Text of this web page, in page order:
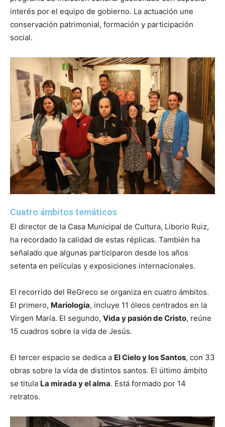
interés por el equipo de gobierno. La actuación une
conservación patrimonial, formación y participación
social.
Cuatro ámbitos temáticos
El director de la Casa Municipal de Cultura, Liborio Ruiz,
ha recordado la calidad de estas réplicas. También ha
señalado que algunas participaron desde los años
setenta en películas y exposiciones internacionales.
El recorrido del ReGreco se organiza en cuatro ámbitos.
El primero, Mariología, incluye 11 óleos centrados en la
Virgen María. El segundo, Vida y pasión de Cristo, reúne
15 cuadros sobre la vida de Jesús.
El tercer espacio se dedica a El Cielo y los Santos, con 33
obras sobre la vida de distintos santos. El último ámbito
se titula La mirada y el alma. Está formado por 14
retratos.